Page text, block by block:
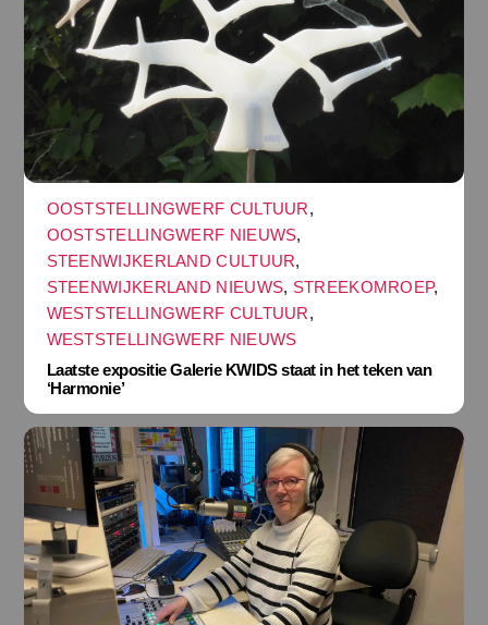
OOSTSTELLINGWERF CULTUUR,
OOSTSTELLINGWERF NIEUWS,
STEENWIJKERLAND CULTUUR,
STEENWIJKERLAND NIEUWS, STREEKOMROEP,
WESTSTELLINGWERF CULTUUR,
WESTSTELLINGWERF NIEUWS
Laatste expositie Galerie KWIDS staat in het teken van
‘Harmonie’